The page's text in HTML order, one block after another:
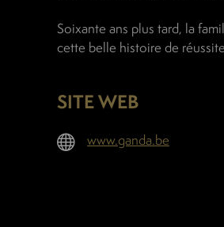
Soixante ans plus tard, la
cette belle histoire de
SITE WEB
www.ganda.be